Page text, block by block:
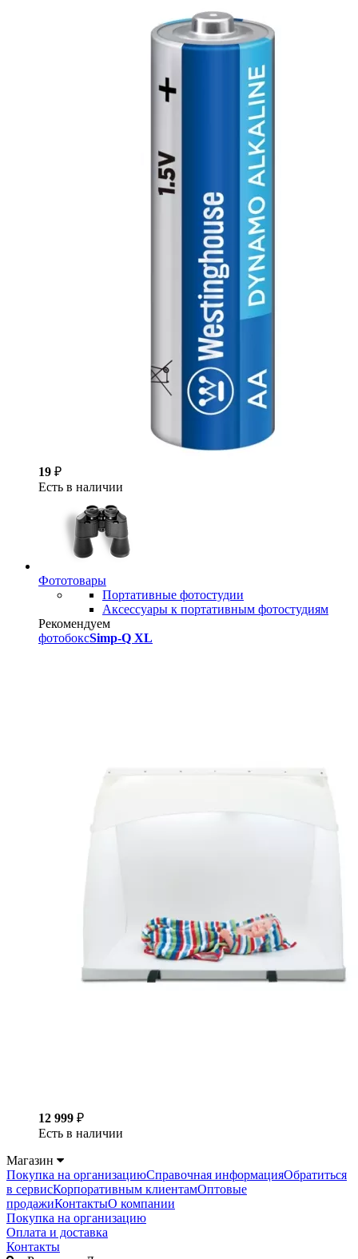
19 ₽
Есть в наличии
Фототовары
Портативные фотостудии
Аксессуары к портативным фотостудиям
Рекомендуем
фотобоксSimp-Q XL
12 999 ₽
Есть в наличии
Магазин
Покупка на организациюСправочная информацияОбратиться
в сервисКорпоративным клиентамОптовые
продажиКонтактыО компании
Покупка на организацию
Оплата и доставка
Контакты